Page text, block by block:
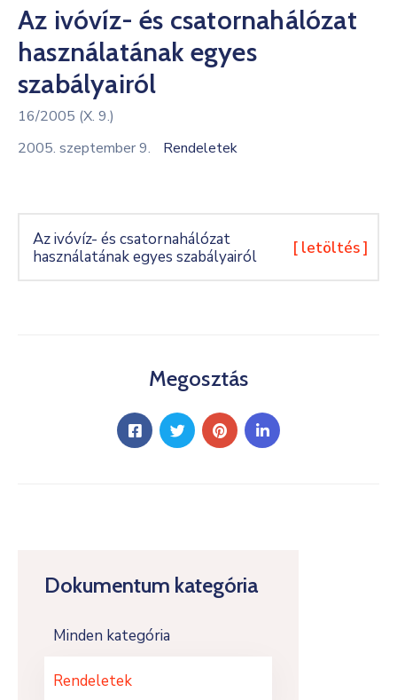
Kultúra
Keresés
Dokumentum kategória
Minden kategória
Rendeletek
Az ivóvíz- és csatornahálózat
használatának egyes
szabályairól
16/2005 (X. 9.)
2005. szeptember 9.
Rendeletek
Az ivóvíz- és csatornahálózat
használatának egyes szabályairól
[ letöltés ]
Megosztás